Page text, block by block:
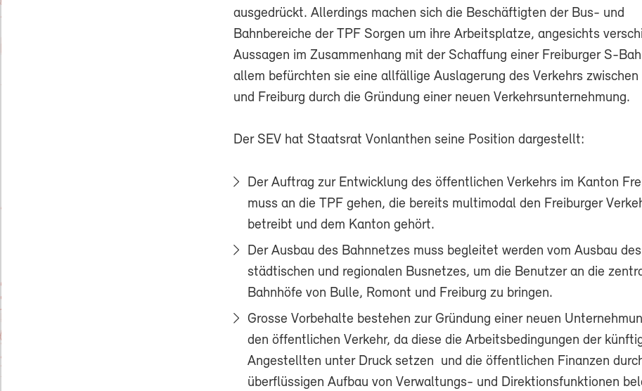
ausgedrückt. Allerdings machen sich die Beschäftigten der Bus- und
Bahnbereiche der TPF Sorgen um ihre Arbeitsplatze, angesichts
Aussagen im Zusammenhang mit der Schaffung einer Freiburger S-
allem befürchten sie eine allfällige Auslagerung des Verkehrs zwischen
und Freiburg durch die Gründung einer neuen Verkehrsunternehmung.
Der SEV hat Staatsrat Vonlanthen seine Position dargestellt:
Der Auftrag zur Entwicklung des öffentlichen Verkehrs im Kanton
muss an die TPF gehen, die bereits multimodal den Freiburger
betreibt und dem Kanton gehört.
Der Ausbau des Bahnnetzes muss begleitet werden vom Ausbau des
städtischen und regionalen Busnetzes, um die Benutzer an die
Bahnhöfe von Bulle, Romont und Freiburg zu bringen.
Grosse Vorbehalte bestehen zur Gründung einer neuen
den öffentlichen Verkehr, da diese die Arbeitsbedingungen der
Angestellten unter Druck setzen und die öffentlichen Finanzen
überflüssigen Aufbau von Verwaltungs- und Direktionsfunktionen